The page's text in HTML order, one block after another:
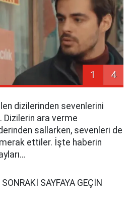
1 4
dizilerinden sevenlerini
Dizilerin ara verme
sallarken, sevenleri de
ettiler. İşte haberin
SAYFAYA GEÇİN